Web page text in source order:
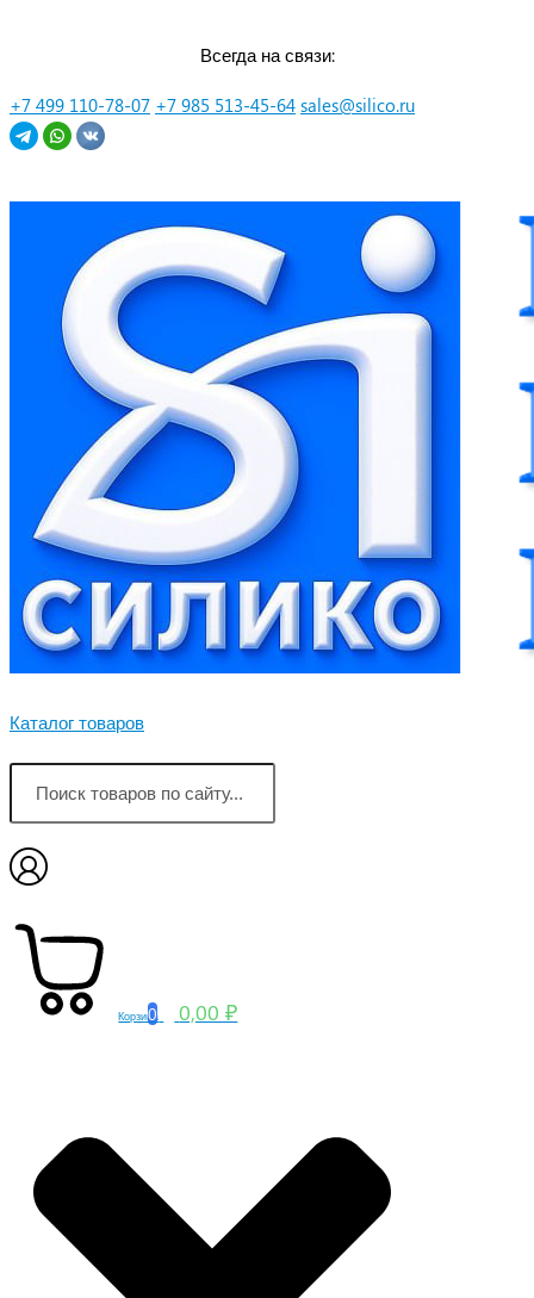
Всегда на связи:
+7 499 110-78-07 +7 985 513-45-64 sales@silico.ru
Каталог товаров
Корзина
0 0,00 ₽